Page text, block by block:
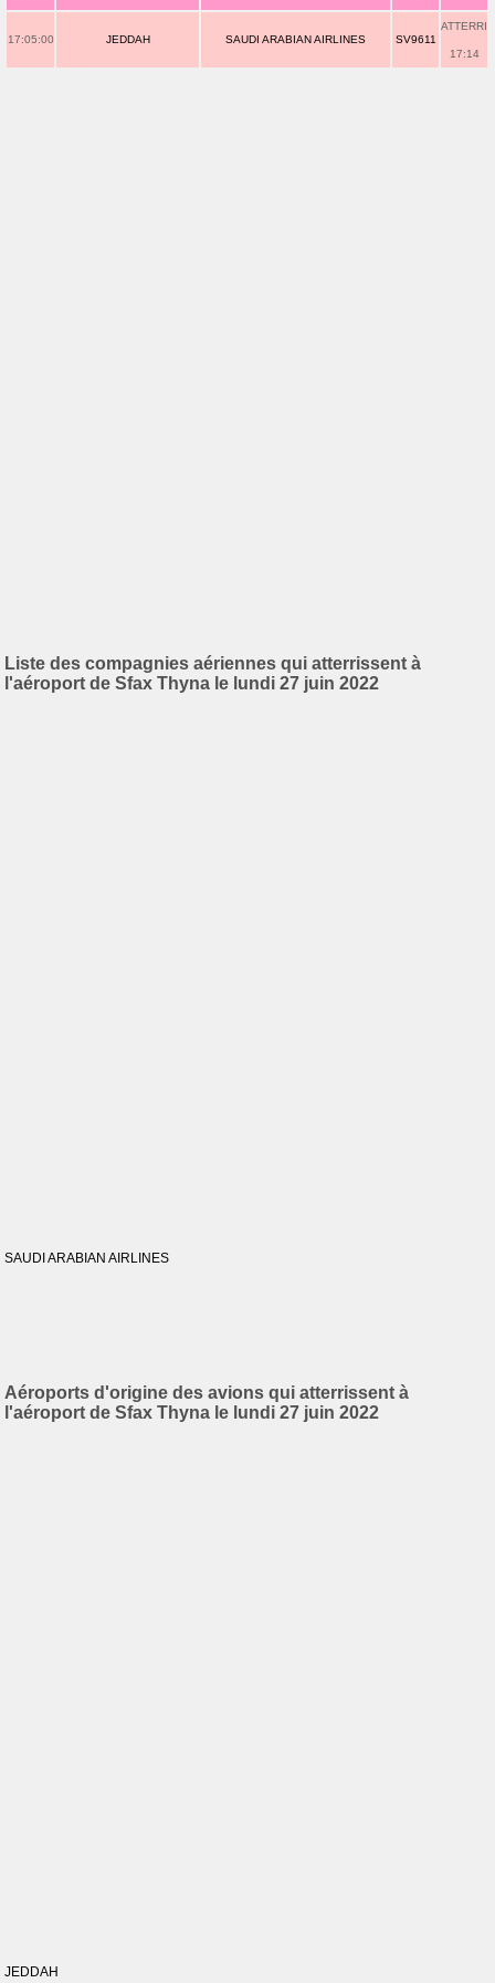
17:05:00 JEDDAH SAUDI ARABIAN AIRLINES SV9611
ATTERRI
17:14
Liste des compagnies aériennes qui atterrissent à
l'aéroport de Sfax Thyna le lundi 27 juin 2022
SAUDI ARABIAN AIRLINES
Aéroports d'origine des avions qui atterrissent à
l'aéroport de Sfax Thyna le lundi 27 juin 2022
JEDDAH